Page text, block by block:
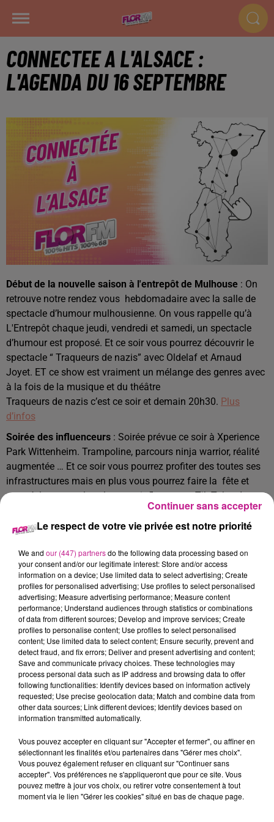
CONNECTEE A L'ALSACE :
L'AGENDA DU 16 SEPTEMBRE
Début de la nouvelle saison à l'entrepôt de Mulhouse : On
retrouve notre rendez vous hebdomadaire avec la salle de
spectacle d’humour mulhousienne. On vous rappelle qu’à
L'Entrepôt chaque jeudi, vendredi et samedi, un spectacle
d’humour est proposé. Et ce soir vous pourrez découvrir le
spectacle “ Traqueurs de nazis” avec Oldelaf et Arnaud
Joyet. ET ce show est vraiment un mélange des genres avec
à la fois de la musique et du théâtre
Traqueurs de nazis c’est ce soir et demain 20h30. Plus
d’infos
Soirée des influenceurs : Soirée prévue ce soir à Xperience
Park Wittenheim. Trampoline, parcours ninja warrior, réalité
augmentée … Et ce soir vous pourrez profiter des toutes ses
infrastructures mais en plus vous pourrez faire la fête et
vous éclater avec les plus gros influenceurs Tik Tok et Insta
La soirée des influenceurs c’est à partir de 19h ce soir à
Les Mulhousiennes: Courir pour la lutte contre le cancer.
C’est que ce que vont faire cette année encore Les
Mulhousiennes. C’est le gros événement sportif et caritatif
du week- end. Les femmes s’élanceront en courant ou en
marchant dimanche matin du stade de l'Ill pour une boucle
de 5 km. Demain après midi dès 14h, ce sont les enfants qui
vont mettre toute leur énergie dans leur course.
Pour celles et ceux qui se posent la question, la couleur des
tee-shirts cette année, c’est lilas. Il y aura une vague violette
dimanche dans les rues de Mulhouse.
TITRES DIFFUSÉS
11h10
11h10 11h07
11h07 11h03
11h03
Le respect de votre vie privée est notre priorité
We and our (447) partnersdo the following data processing based on
your consent and/or our legitimate interest: Store and/or access
information on a device; Use limited data to select advertising; Create
profiles for personalised advertising; Use profiles to select personalised
advertising; Measure advertising performance; Measure content
performance; Understand audiences through statistics or combinations
of data from different sources; Develop and improve services; Create
profiles to personalise content; Use profiles to select personalised
content; Use limited data to select content; Ensure security, prevent and
detect fraud, and fix errors; Deliver and present advertising and content;
Save and communicate privacy choices. These technologies may
process personal data such as IP address and browsing data to offer
following functionalities: Identify devices based on information actively
requested; Use precise geolocation data; Match and combine data from
other data sources; Link different devices; Identify devices based on
information transmitted automatically.
Vous pouvez accepter en cliquant sur "Accepter et fermer", ou affiner en
sélectionnant les finalités et/ou partenaires dans "Gérer mes choix".
Vous pouvez également refuser en cliquant sur "Continuer sans
accepter". Vos préférences ne s'appliqueront que pour ce site. Vous
pouvez mettre à jour vos choix, ou retirer votre consentement à tout
moment via le lien "Gérer les cookies" situé en bas de chaque page.
Continuer sans accepter